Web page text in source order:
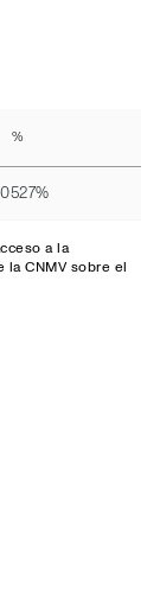
%
a la
CNMV sobre el